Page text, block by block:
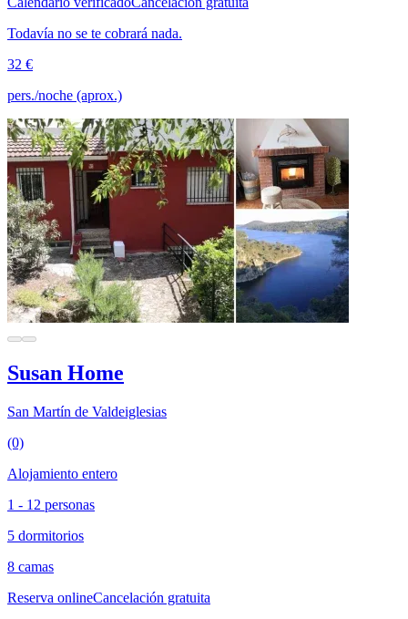
Todavía no se te cobrará nada.
32 €
pers./noche (aprox.)
Susan Home
San Martín de Valdeiglesias
(0)
Alojamiento entero
1 - 12 personas
5 dormitorios
8 camas
Reserva onlineCancelación gratuita